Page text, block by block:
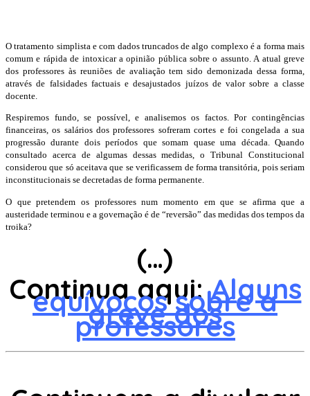
O tratamento simplista e com dados truncados de algo complexo é a forma mais
comum e rápida de intoxicar a opinião pública sobre o assunto. A atual greve
dos professores às reuniões de avaliação tem sido demonizada dessa forma,
através de falsidades factuais e desajustados juízos de valor sobre a classe
docente.
Respiremos fundo, se possível, e analisemos os factos. Por contingências
financeiras, os salários dos professores sofreram cortes e foi congelada a sua
progressão durante dois períodos que somam quase uma década. Quando
consultado acerca de algumas dessas medidas, o Tribunal Constitucional
considerou que só aceitava que se verificassem de forma transitória, pois seriam
inconstitucionais se decretadas de forma permanente.
O que pretendem os professores num momento em que se afirma que a
austeridade terminou e a governação é de “reversão” das medidas dos tempos da
troika?
(…)
Continua aqui:Alguns
equívocos sobre a
greve dos
professores